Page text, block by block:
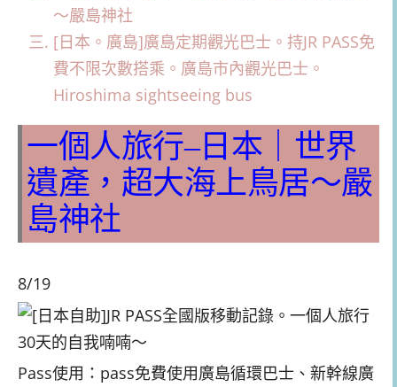
～嚴島神社
[日本。廣島]廣島定期觀光巴士。持JR PASS免
費不限次數搭乘。廣島市內觀光巴士。
Hiroshima sightseeing bus
一個人旅行–日本｜世界
遺產，超大海上鳥居～嚴
島神社
8/19
Pass使用：pass免費使用廣島循環巴士、新幹線廣